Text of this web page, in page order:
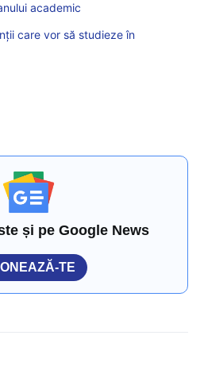
academic
care vor să studieze în
și pe Google News
TE